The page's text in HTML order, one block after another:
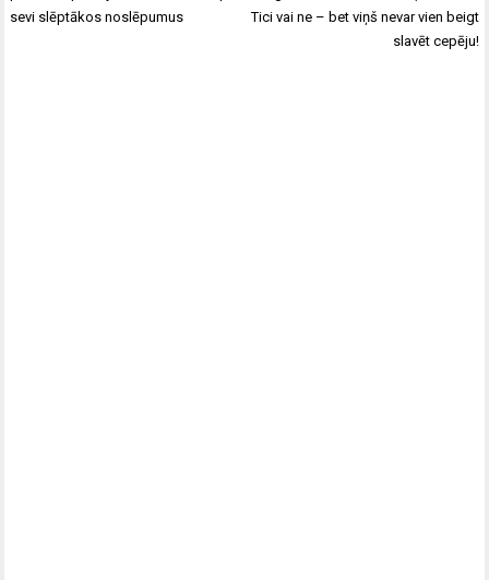
sevi slēptākos noslēpumus
Tici vai ne – bet viņš nevar vien beigt
slavēt cepēju!